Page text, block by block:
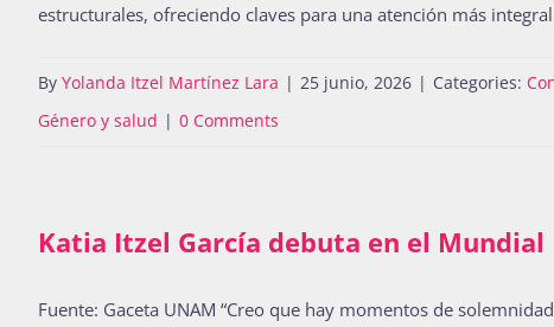
estructurales, ofreciendo claves para una atención más
By Yolanda Itzel Martínez Lara | 25 junio, 2026 | Categories:
Género y salud | 0 Comments
Katia Itzel García debuta en el Mundial
Fuente: Gaceta UNAM “Creo que hay momentos de